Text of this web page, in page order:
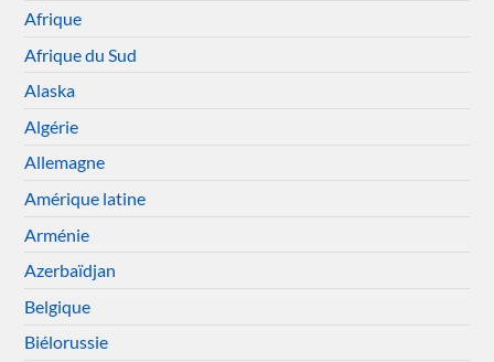
Afrique
Afrique du Sud
Alaska
Algérie
Allemagne
Amérique latine
Arménie
Azerbaïdjan
Belgique
Biélorussie